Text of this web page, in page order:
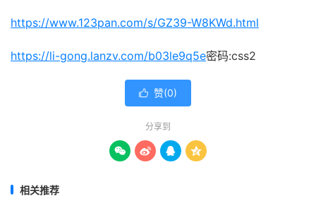
https://www.123pan.com/s/GZ39-W8KWd.html
https://li-gong.lanzv.com/b03le9q5e密码:css2
 赞(0)
分享到
   
相关推荐